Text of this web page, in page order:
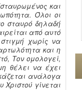
και
Όλοι οι
σταυρό δηλαδή
από αυτό
χωρίς να
και η
Τον ομολογεί,
θέλει να έχει
ανάλογα
Χριστού γίνεται